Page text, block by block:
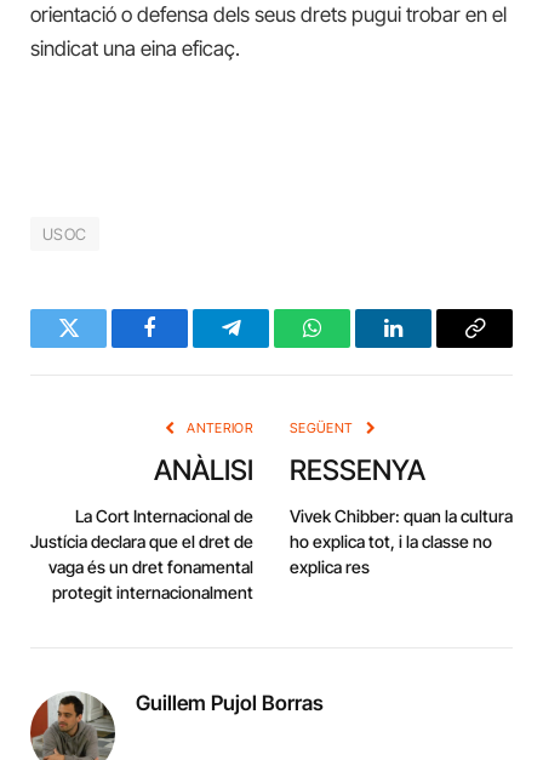
orientació o defensa dels seus drets pugui trobar en el
sindicat una eina eficaç.
USOC
Twitter FacebookTelegramWhatsAppLinkedInCopy
ANTERIOR
ANÀLISI
La Cort Internacional de
Justícia declara que el dret de
vaga és un dret fonamental
protegit internacionalment
SEGÜENT
RESSENYA
Vivek Chibber: quan la cultura
ho explica tot, i la classe no
explica res
Guillem Pujol Borras